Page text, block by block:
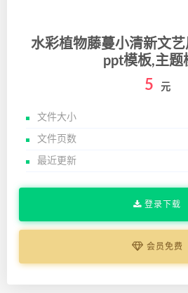
水彩植物藤蔓小清新文
ppt模板,主题
5 元
文件大小
文件页数
最近更新
登录下载
会员免费